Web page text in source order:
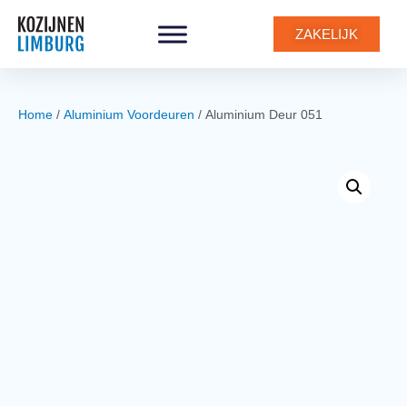
ZAKELIJK
Home / Aluminium Voordeuren / Aluminium Deur 051